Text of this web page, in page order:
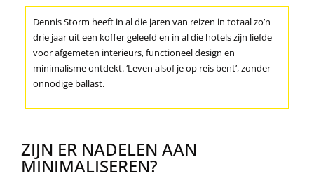
Dennis Storm heeft in al die jaren van reizen in totaal zo’n
drie jaar uit een koffer geleefd en in al die hotels zijn liefde
voor afgemeten interieurs, functioneel design en
minimalisme ontdekt. ‘Leven alsof je op reis bent’, zonder
onnodige ballast.
ZIJN ER NADELEN AAN
MINIMALISEREN?